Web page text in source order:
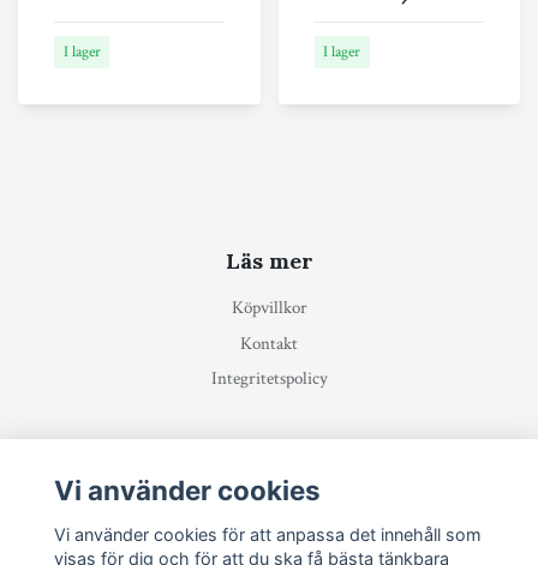
I lager I lager
Läs mer
Köpvillkor
Kontakt
Integritetspolicy
Prenumerera
Vi använder cookies
Vi använder cookies för att anpassa det innehåll som
visas för dig och för att du ska få bästa tänkbara